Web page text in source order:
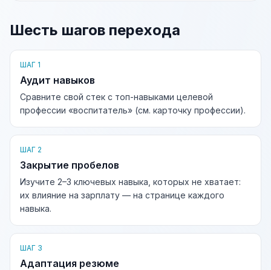
Шесть шагов перехода
ШАГ 1
Аудит навыков
Сравните свой стек с топ-навыками целевой
профессии «воспитатель» (см. карточку профессии).
ШАГ 2
Закрытие пробелов
Изучите 2–3 ключевых навыка, которых не хватает:
их влияние на зарплату — на странице каждого
навыка.
ШАГ 3
Адаптация резюме